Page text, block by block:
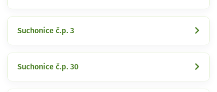
Suchonice č.p. 3
Suchonice č.p. 30